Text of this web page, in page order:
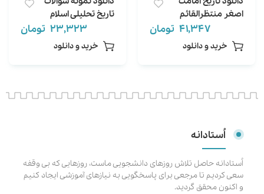
اصغر منتظرالقائم
ویراست دوم مجموعه
کامل
41,347 تومان
خرید و دانلود
تاریخ تحلیلی اسلام
محمد نصیری ویراست
دوم (200 سوال تستی)
23,323 تومان
خرید و دانلود
اُستادانه
اُستادانه حاصل تلاش روزهای دانشجویی ماست، روزهایی که بی وقفه
سعی کردیم تا مرجعی برای پاسخگویی به نیازهای آموزشی ایجاد کنیم
و اکنون محقق گردید.